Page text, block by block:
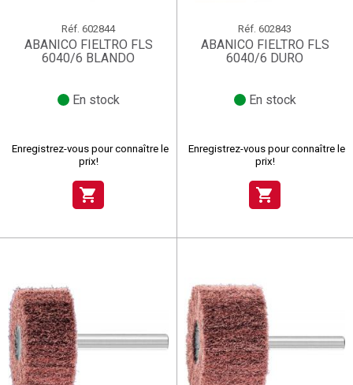
Réf. 602844
ABANICO FIELTRO FLS
6040/6 BLANDO
En stock
Enregistrez-vous pour connaître le
prix!
shopping_cart
Réf. 602843
ABANICO FIELTRO FLS
6040/6 DURO
En stock
Enregistrez-vous pour connaître le
prix!
shopping_cart